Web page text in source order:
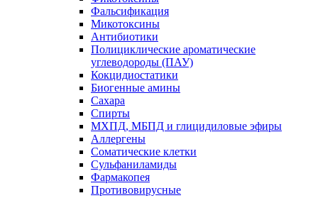
Фальсификация
Микотоксины
Антибиотики
Полициклические ароматические
углеводороды (ПАУ)
Кокцидиостатики
Биогенные амины
Сахара
Спирты
МХПД, МБПД и глицидиловые эфиры
Аллергены
Соматические клетки
Сульфаниламиды
Фармакопея
Противовирусные